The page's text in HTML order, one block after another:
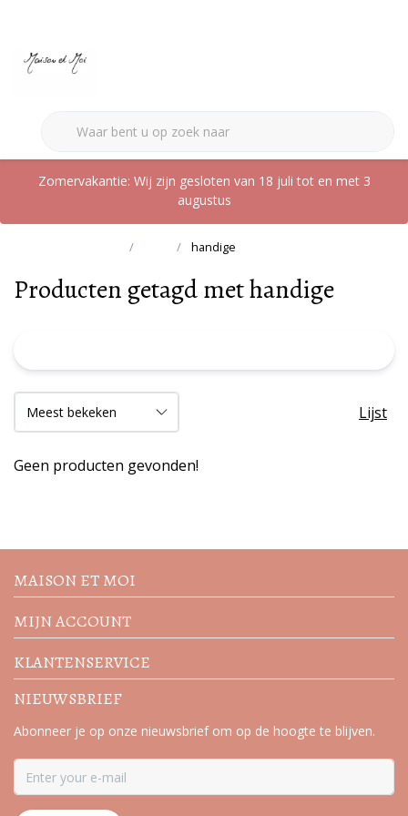
Zomervakantie: Wij zijn gesloten van 18 juli tot en met 3
augustus
handige
Producten getagd met handige
Lijst
Geen producten gevonden!
acties
MAISON ET MOI
MIJN ACCOUNT
KLANTENSERVICE
NIEUWSBRIEF
Abonneer je op onze nieuwsbrief om op de hoogte te blijven.